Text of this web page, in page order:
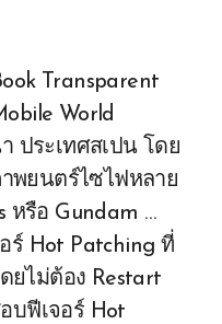
Transparent
World
ประเทศสเปน โดย
พยนตร์ไซไฟหลาย
หรือ Gundam …
ร์ Hot Patching ที่
ยไม่ต้อง Restart
บฟีเจอร์ Hot